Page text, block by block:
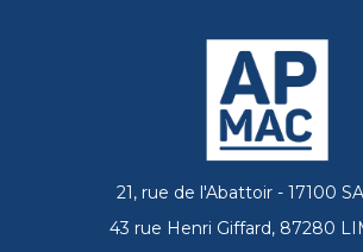
21, rue de l'Abattoir - 17100
43 rue Henri Giffard, 87280